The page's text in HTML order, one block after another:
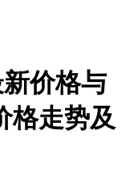
价格与
格走势及